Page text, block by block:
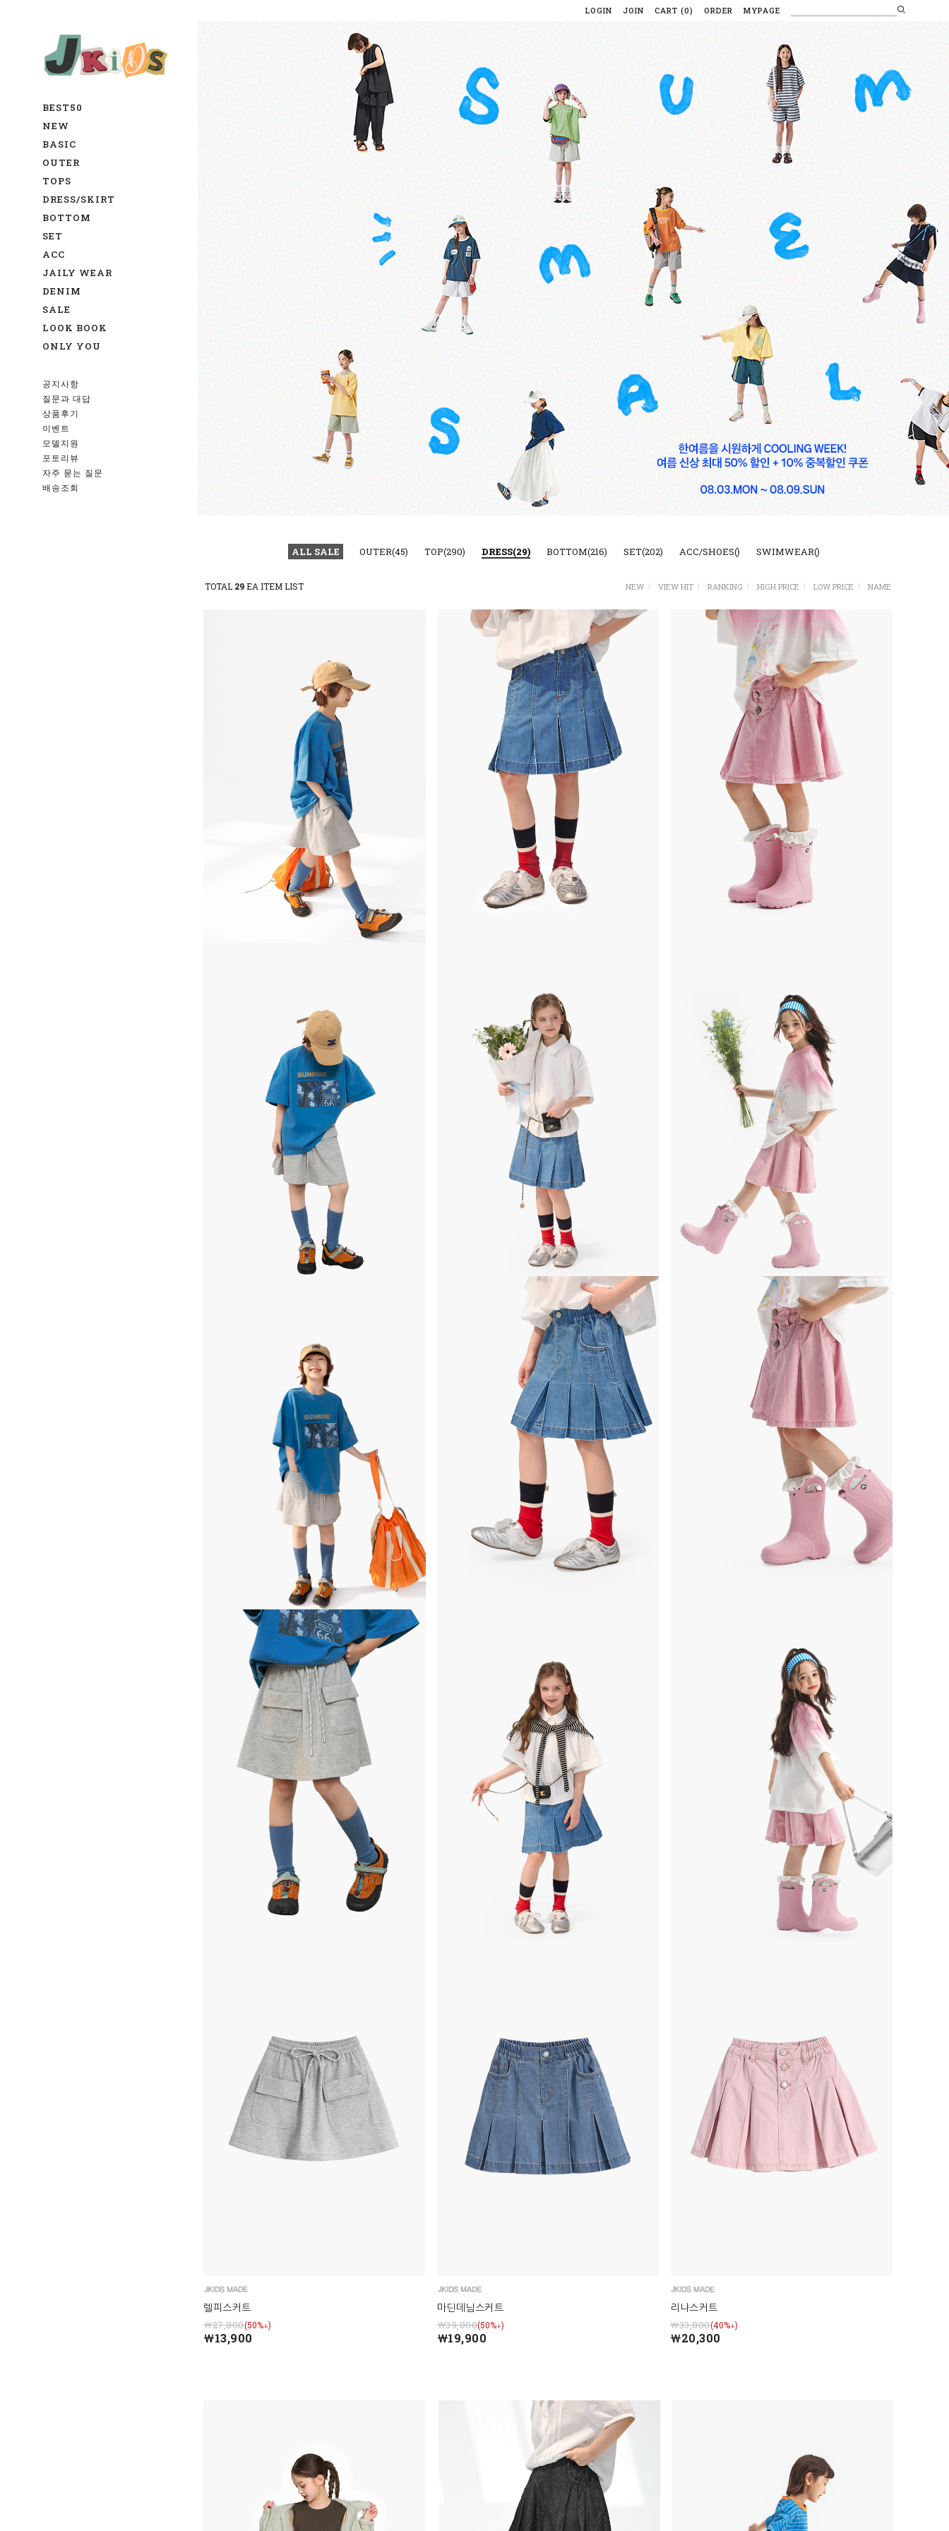
LOGIN JOIN CART (0) ORDER MYPAGE
BEST50
NEW
BASIC
OUTER
TOPS
DRESS/SKIRT
BOTTOM
SET
ACC
JAILY WEAR
DENIM
SALE
LOOK BOOK
ONLY YOU
공지사항
질문과 대답
상품후기
이벤트
모델지원
포토리뷰
자주 묻는 질문
배송조회
ALL SALE OUTER(45) TOP(290) DRESS(29) BOTTOM(216) SET(202) ACC/SHOES() SWIMWEAR()
TOTAL 29EA ITEM LIST NEW VIEW HIT RANKING HIGH PRICE LOW PRICE NAME
렐피스커트
￦27,800(50%↓)
￦13,900
마딘데님스커트
￦39,800(50%↓)
￦19,900
리나스커트
￦33,800(40%↓)
￦20,300